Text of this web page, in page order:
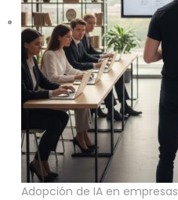
Adopción de IA en empresas